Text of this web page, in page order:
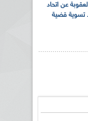
عن اتحاد
تسوية قضية